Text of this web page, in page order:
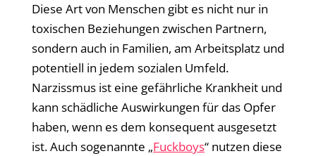
Diese Art von Menschen gibt es nicht nur in
toxischen Beziehungen zwischen Partnern,
sondern auch in Familien, am Arbeitsplatz und
potentiell in jedem sozialen Umfeld.
Narzissmus ist eine gefährliche Krankheit und
kann schädliche Auswirkungen für das Opfer
haben, wenn es dem konsequent ausgesetzt
ist. Auch sogenannte „Fuckboys“ nutzen diese